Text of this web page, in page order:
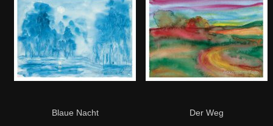
Blaue Nacht Der Weg